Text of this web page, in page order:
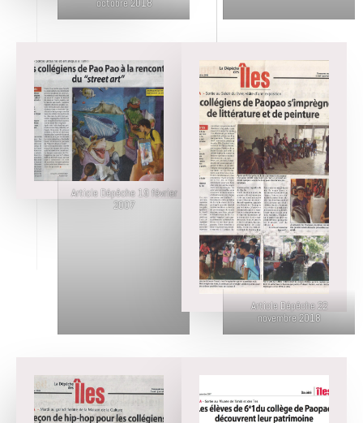
Article Dépêche 19 février
2007
Article Dépêche 22
novembre 2018